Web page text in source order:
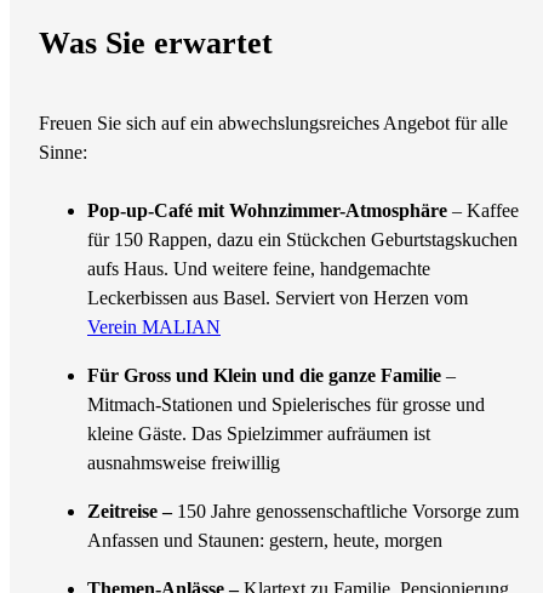
Was Sie erwartet
Freuen Sie sich auf ein abwechslungsreiches Angebot für alle
Sinne:
Pop-up-Café mit Wohnzimmer-Atmosphäre – Kaffee
für 150 Rappen, dazu ein Stückchen Geburtstagskuchen
aufs Haus. Und weitere feine, handgemachte
Leckerbissen aus Basel. Serviert von Herzen vom
Verein MALIAN
Für Gross und Klein und die ganze Familie –
Mitmach-Stationen und Spielerisches für grosse und
kleine Gäste. Das Spielzimmer aufräumen ist
ausnahmsweise freiwillig
Zeitreise – 150 Jahre genossenschaftliche Vorsorge zum
Anfassen und Staunen: gestern, heute, morgen
Themen-Anlässe –Klartext zu Familie, Pensionierung